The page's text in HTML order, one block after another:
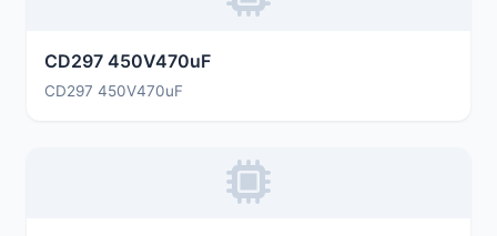
CD297 450V470uF
CD297 450V470uF